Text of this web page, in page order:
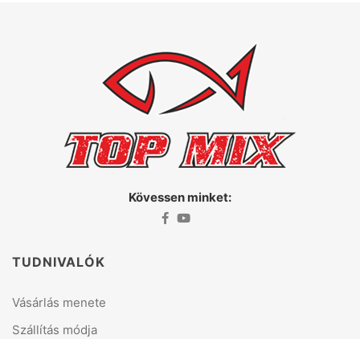
Kövessen minket:
TUDNIVALÓK
Vásárlás menete
Szállítás módja